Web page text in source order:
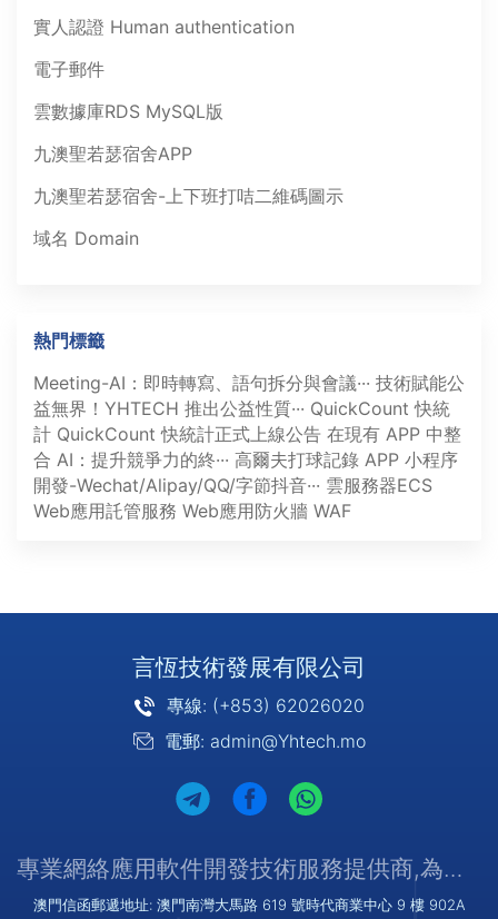
實人認證 Human authentication
電子郵件
雲數據庫RDS MySQL版
九澳聖若瑟宿舍APP
九澳聖若瑟宿舍-上下班打咭二維碼圖示
域名 Domain
熱門標籤
Meeting-AI：即時轉寫、語句拆分與會議··· 技術賦能公
益無界！YHTECH 推出公益性質··· QuickCount 快統
計 QuickCount 快統計正式上線公告 在現有 APP 中整
合 AI：提升競爭力的終··· 高爾夫打球記錄 APP 小程序
開發-Wechat/Alipay/QQ/字節抖音··· 雲服務器ECS
Web應用託管服務 Web應用防火牆 WAF
言恆技術發展有限公司
專線: (+853) 62026020
電郵: admin@Yhtech.mo
專業網絡應用軟件開發技術服務提供商,為您提供優質/可靠的服務
澳門信函郵遞地址: 澳門南灣大馬路 619 號時代商業中心 9 樓 902A